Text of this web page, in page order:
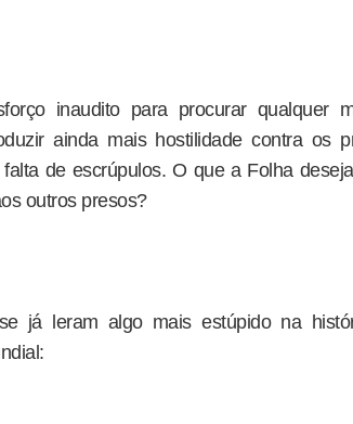
inaudito para procurar qualquer
ainda mais hostilidade contra os
de escrúpulos. O que a Folha
outros presos?
já leram algo mais estúpido na